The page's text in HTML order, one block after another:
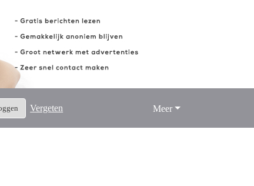
Vergeten Meer